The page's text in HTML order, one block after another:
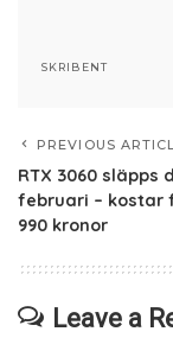
SKRIBENT
PREVIOUS
RTX 3060 släpps
februari – kostar
990 kronor
Leave a